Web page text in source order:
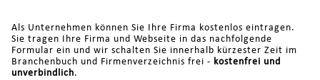
Als Unternehmen können Sie Ihre Firma kostenlos eintragen.
Sie tragen Ihre Firma und Webseite in das nachfolgende
Formular ein und wir schalten Sie innerhalb kürzester Zeit im
Branchenbuch und Firmenverzeichnis frei - kostenfrei und
unverbindlich.